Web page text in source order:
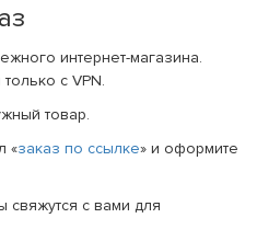
интернет-магазина.
с VPN.
товар.
«заказ по ссылке» и оформите
с вами для